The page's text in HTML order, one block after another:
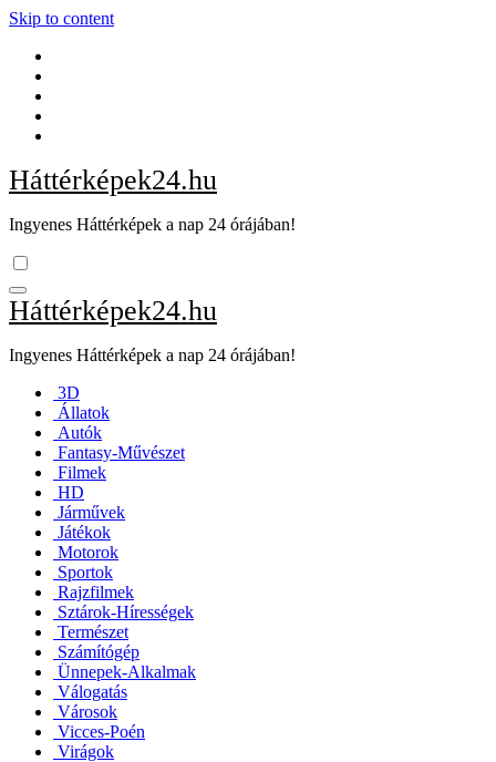
Skip to content
Háttérképek24.hu
Ingyenes Háttérképek a nap 24 órájában!
Háttérképek24.hu
Ingyenes Háttérképek a nap 24 órájában!
3D
Állatok
Autók
Fantasy-Művészet
Filmek
HD
Járművek
Játékok
Motorok
Sportok
Rajzfilmek
Sztárok-Hírességek
Természet
Számítógép
Ünnepek-Alkalmak
Válogatás
Városok
Vicces-Poén
Virágok